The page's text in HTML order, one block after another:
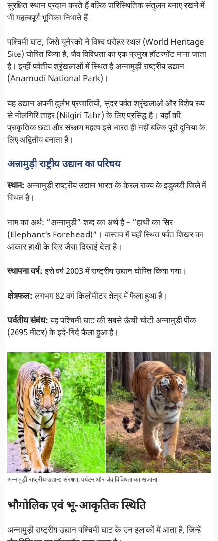
सुरक्षित स्थान प्रदान करते हैं बल्कि पारिस्थितिक संतुलन बनाए रखने में
भी महत्वपूर्ण भूमिका निभाते हैं।
पश्चिमी घाट, जिसे यूनेस्को ने विश्व धरोहर स्थल (World Heritage
Site) घोषित किया है, जैव विविधता का एक प्रमुख हॉटस्पॉट माना जाता
है। इन्हीं पर्वतीय श्रृंखलाओं में स्थित है अन्नामुड़ी राष्ट्रीय उद्यान
(Anamudi National Park)।
यह उद्यान अपनी दुर्लभ प्रजातियों, सुंदर पर्वत श्रृंखलाओं और विशेष रूप
से नीलगिरि ताहर (Nilgiri Tahr) के लिए प्रसिद्ध है। यहाँ की
प्राकृतिक छटा और संरक्षण महत्व इसे भारत ही नहीं बल्कि पूरी दुनिया के
लिए अद्वितीय बनाता है।
अन्नामुड़ी राष्ट्रीय उद्यान का परिचय
स्थान: अन्नामुड़ी राष्ट्रीय उद्यान भारत के केरल राज्य के इडुक्की जिले में
स्थित है।
नाम का अर्थ: “अन्नामुड़ी” शब्द का अर्थ है – “हाथी का सिर
(Elephant’s Forehead)”। वास्तव में यहाँ स्थित पर्वत शिखर का
आकार हाथी के सिर जैसा दिखाई देता है।
स्थापना वर्ष:इसे वर्ष 2003 में राष्ट्रीय उद्यान घोषित किया गया।
क्षेत्रफल:लगभग 82 वर्ग किलोमीटर क्षेत्र में फैला हुआ है।
पर्वतीय संबंध:यह पश्चिमी घाट की सबसे ऊँची चोटी अन्नामुड़ी पीक
(2695 मीटर) के इर्द-गिर्द फैला हुआ है।
अन्नामुड़ी राष्ट्रीय उद्यान: संरक्षण, पर्यटन और जैव विविधता का खजाना
भौगोलिक एवं भू-आकृतिक स्थिति
अन्नामुड़ी राष्ट्रीय उद्यान पश्चिमी घाट के उन इलाकों में आता है, जिन्हें